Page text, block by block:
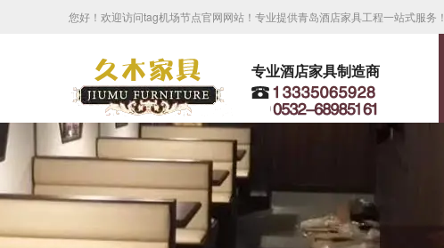
您好！欢迎访问tag机场节点官网网站！专业提供青岛酒店家具工程一站式服务！
专业酒店家具制造商